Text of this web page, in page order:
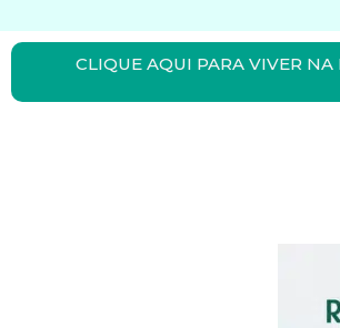
CLIQUE AQUI PARA VIVER NA